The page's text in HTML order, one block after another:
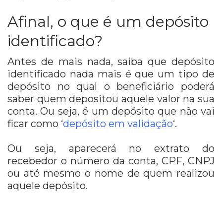
Afinal, o que é um depósito
identificado?
Antes de mais nada, saiba que depósito
identificado nada mais é que um tipo de
depósito no qual o beneficiário poderá
saber quem depositou aquele valor na sua
conta. Ou seja, é um depósito que não vai
ficar como ‘depósito em validação‘.
Ou seja, aparecerá no extrato do
recebedor o número da conta, CPF, CNPJ
ou até mesmo o nome de quem realizou
aquele depósito.